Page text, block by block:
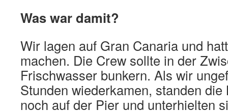
Was war damit?
Wir lagen auf Gran Canaria und
machen. Die Crew sollte in der
Frischwasser bunkern. Als wir
Stunden wiederkamen, standen
noch auf der Pier und unterhielten